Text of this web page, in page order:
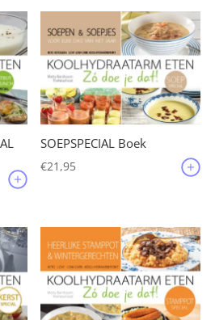
SOEPSPECIAL Boek
€21,95